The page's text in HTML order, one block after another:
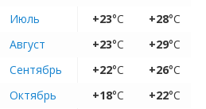
Июль
+23°C +28°C
Август
+23°C +29°C
Сентябрь
+22°C +26°C
Октябрь
+18°C +22°C